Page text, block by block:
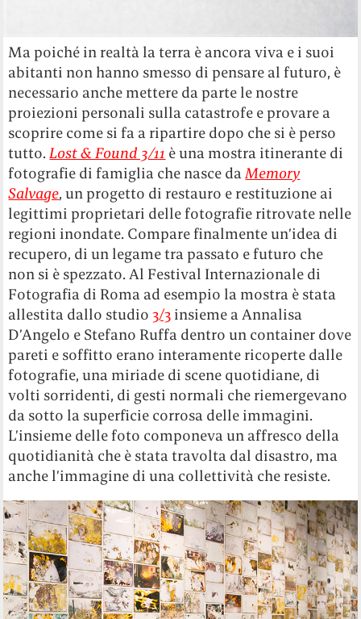
Ma poiché in realtà la terra è ancora viva e i suoi
abitanti non hanno smesso di pensare al futuro, è
necessario anche mettere da parte le nostre
proiezioni personali sulla catastrofe e provare a
scoprire come si fa a ripartire dopo che si è perso
tutto.Lost & Found 3/11 è una mostra itinerante di
fotografie di famiglia che nasce daMemory
Salvage, un progetto di restauro e restituzione ai
legittimi proprietari delle fotografie ritrovate nelle
regioni inondate. Compare finalmente un’idea di
recupero, di un legame tra passato e futuro che
non si è spezzato. Al Festival Internazionale di
Fotografia di Roma ad esempio la mostra è stata
allestita dallo studio3/3 insieme a Annalisa
D’Angelo e Stefano Ruffa dentro un container dove
pareti e soffitto erano interamente ricoperte dalle
fotografie, una miriade di scene quotidiane, di
volti sorridenti, di gesti normali che riemergevano
da sotto la superficie corrosa delle immagini.
L’insieme delle foto componeva un affresco della
quotidianità che è stata travolta dal disastro, ma
anche l’immagine di una collettività che resiste.